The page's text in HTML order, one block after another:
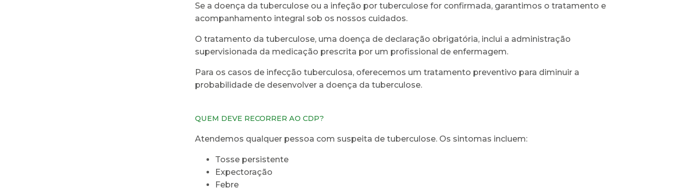
Se a doença da tuberculose ou a infeção por tuberculose for confirmada, garantimos o tratamento e
acompanhamento integral sob os nossos cuidados.
O tratamento da tuberculose, uma doença de declaração obrigatória, inclui a administração
supervisionada da medicação prescrita por um profissional de enfermagem.
Para os casos de infecção tuberculosa, oferecemos um tratamento preventivo para diminuir a
probabilidade de desenvolver a doença da tuberculose.
QUEM DEVE RECORRER AO CDP?
Atendemos qualquer pessoa com suspeita de tuberculose. Os sintomas incluem:
Tosse persistente
Expectoração
Febre